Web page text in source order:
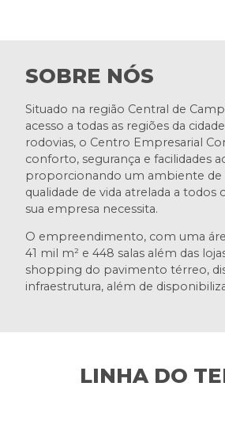
SOBRE NÓS
Situado na região Central de
acesso a todas as regiões da
rodovias, o Centro Empresarial
conforto, segurança e facilidades
proporcionando um ambiente
qualidade de vida atrelada a todos
sua empresa necessita.
O empreendimento, com uma
41 mil m² e 448 salas além das
shopping do pavimento térreo,
infraestrutura, além de
LINHA DO